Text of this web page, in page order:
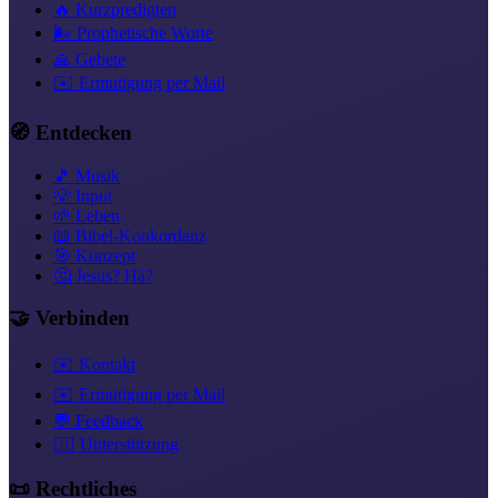
🔥 Kurzpredigten
🌬️ Prophetische Worte
🙏 Gebete
✉️ Ermutigung per Mail
🧭 Entdecken
🎵 Musik
💡 Input
🌱 Leben
📖 Bibel-Konkordanz
🎯 Konzept
🤔 Jesus? Hä?
🤝 Verbinden
✉️ Kontakt
✉️ Ermutigung per Mail
💬 Feedback
❤️‍🔥 Unterstützung
📜 Rechtliches